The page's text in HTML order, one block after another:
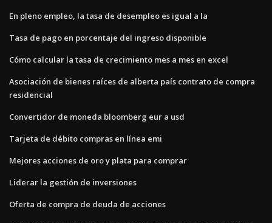
En pleno empleo, la tasa de desempleo es igual a la
Tasa de pago en porcentaje del ingreso disponible
Cómo calcular la tasa de crecimiento mes a mes en excel
Asociación de bienes raíces de alberta país contrato de compra
residencial
Convertidor de moneda bloomberg eur a usd
Tarjeta de débito compras en línea emi
Mejores acciones de oro y plata para comprar
Liderar la gestión de inversiones
Oferta de compra de deuda de acciones